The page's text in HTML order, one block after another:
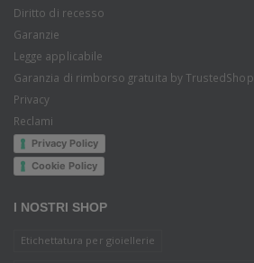
Diritto di recesso
Garanzie
Legge applicabile
Garanzia di rimborso gratuita by TrustedShop
Privacy
Reclami
Privacy Policy
Cookie Policy
I NOSTRI SHOP
Etichettatura per gioiellerie